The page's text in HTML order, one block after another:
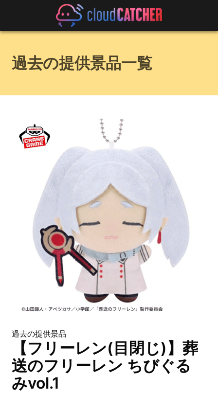
過去の提供景品一覧
過去の提供景品
【フリーレン(目閉じ)】葬
送のフリーレン ちびぐる
みvol.1